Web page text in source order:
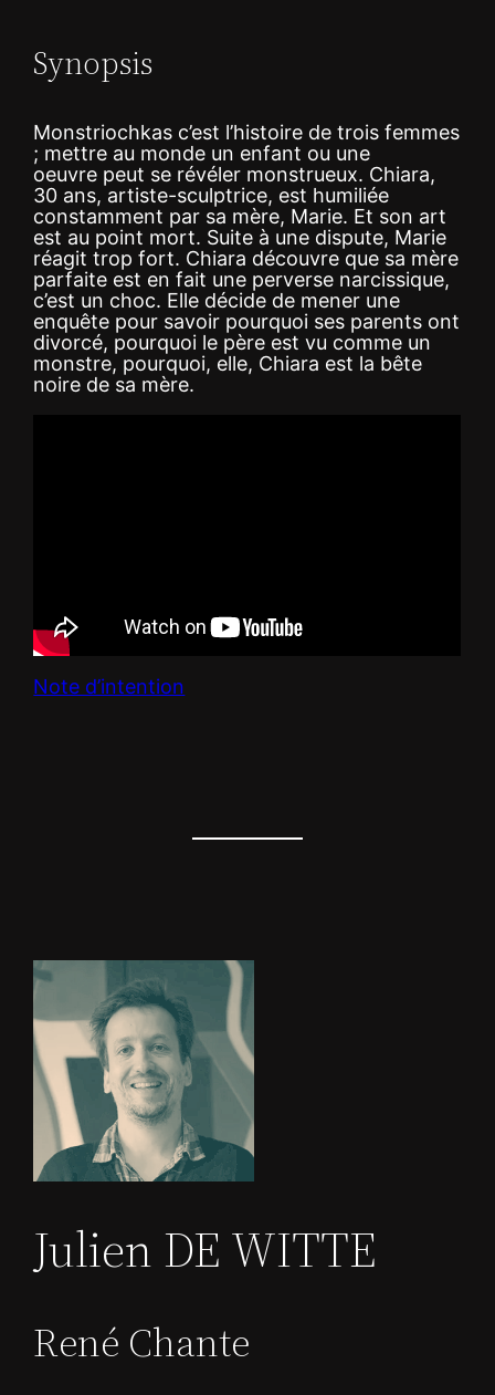
Synopsis
Monstriochkas c’est l’histoire de trois femmes
; mettre au monde un enfant ou une
oeuvre peut se révéler monstrueux. Chiara,
30 ans, artiste-sculptrice, est humiliée
constamment par sa mère, Marie. Et son art
est au point mort. Suite à une dispute, Marie
réagit trop fort. Chiara découvre que sa mère
parfaite est en fait une perverse narcissique,
c’est un choc. Elle décide de mener une
enquête pour savoir pourquoi ses parents ont
divorcé, pourquoi le père est vu comme un
monstre, pourquoi, elle, Chiara est la bête
noire de sa mère.
Note d’intention
Julien DE WITTE
René Chante